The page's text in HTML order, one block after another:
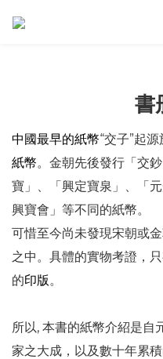
書
中國最早的紙幣“交子”起
紙幣。金朝先後發行「交
寶」、「興定寶泉」、「
興寶會」等不同的紙幣。
可惜至今尚未發現宋朝或
之中。具體的實物考證，
的印版。
所以, 本書的紙幣介紹是自
家之大成，以及數十年累